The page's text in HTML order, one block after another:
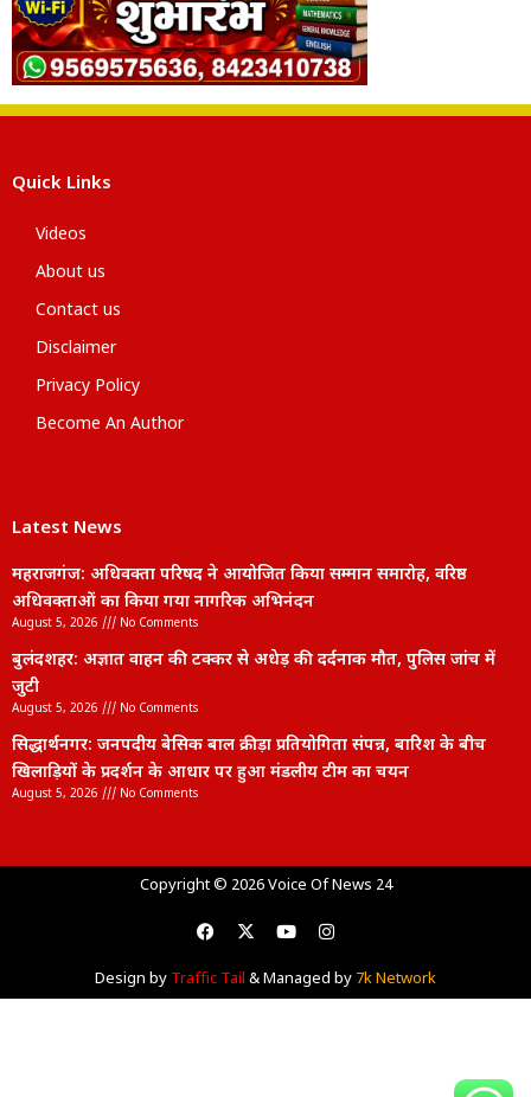
Quick Links
Videos
About us
Contact us
Disclaimer
Privacy Policy
Become An Author
Latest News
महराजगंज: अधिवक्ता परिषद ने आयोजित किया सम्मान समारोह, वरिष्ठ
अधिवक्ताओं का किया गया नागरिक अभिनंदन
August 5, 2026 No Comments
बुलंदशहर: अज्ञात वाहन की टक्कर से अधेड़ की दर्दनाक मौत, पुलिस जांच में
जुटी
August 5, 2026 No Comments
सिद्धार्थनगर: जनपदीय बेसिक बाल क्रीड़ा प्रतियोगिता संपन्न, बारिश के बीच
खिलाड़ियों के प्रदर्शन के आधार पर हुआ मंडलीय टीम का चयन
August 5, 2026 No Comments
Copyright © 2026 Voice Of News 24
Design by Traffic Tail & Managed by 7k Network